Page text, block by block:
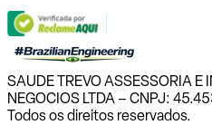
SAUDE TREVO ASSESSORIA E
NEGOCIOS LTDA – CNPJ:
Todos os direitos reservados.